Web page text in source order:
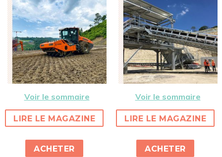
Voir le sommaire
LIRE LE MAGAZINE
ACHETER
Voir le sommaire
LIRE LE MAGAZINE
ACHETER